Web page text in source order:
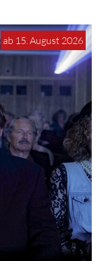
ab 15. August 2026